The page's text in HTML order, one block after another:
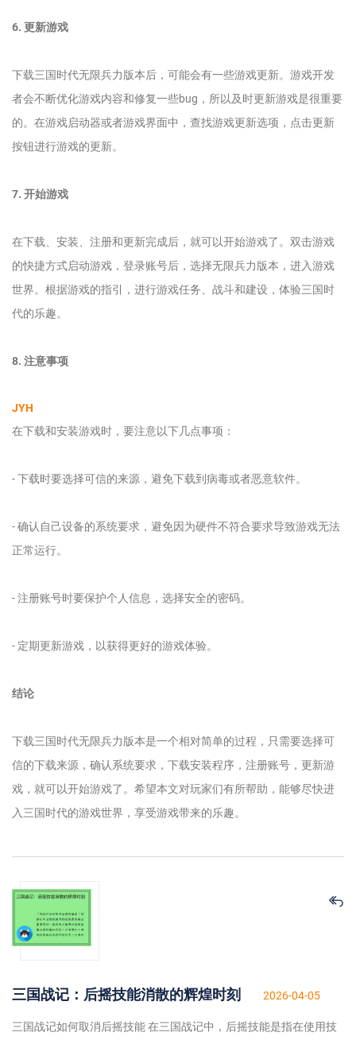
6. 更新游戏
下载三国时代无限兵力版本后，可能会有一些游戏更新。游戏开发
者会不断优化游戏内容和修复一些bug，所以及时更新游戏是很重要
的。在游戏启动器或者游戏界面中，查找游戏更新选项，点击更新
按钮进行游戏的更新。
7. 开始游戏
在下载、安装、注册和更新完成后，就可以开始游戏了。双击游戏
的快捷方式启动游戏，登录账号后，选择无限兵力版本，进入游戏
世界。根据游戏的指引，进行游戏任务、战斗和建设，体验三国时
代的乐趣。
8. 注意事项
JYH
在下载和安装游戏时，要注意以下几点事项：
- 下载时要选择可信的来源，避免下载到病毒或者恶意软件。
- 确认自己设备的系统要求，避免因为硬件不符合要求导致游戏无法
正常运行。
- 注册账号时要保护个人信息，选择安全的密码。
- 定期更新游戏，以获得更好的游戏体验。
结论
下载三国时代无限兵力版本是一个相对简单的过程，只需要选择可
信的下载来源，确认系统要求，下载安装程序，注册账号，更新游
戏，就可以开始游戏了。希望本文对玩家们有所帮助，能够尽快进
入三国时代的游戏世界，享受游戏带来的乐趣。
三国战记：后摇技能消散的辉煌时刻 2026-04-05
三国战记如何取消后摇技能 在三国战记中，后摇技能是指在使用技